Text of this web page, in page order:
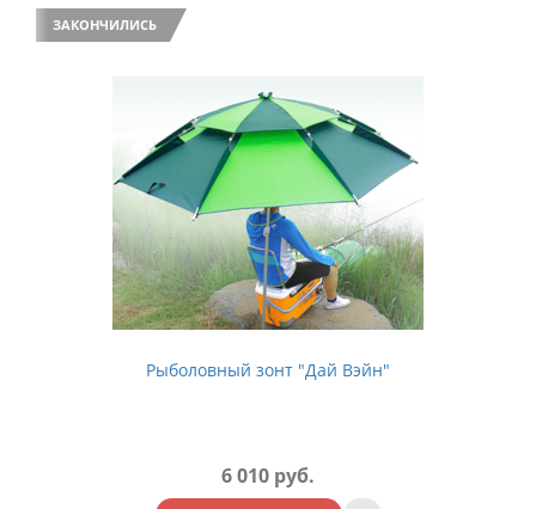
ЗАКОНЧИЛИСЬ
Рыболовный зонт "Южиюань 2.2"
9 020 руб.